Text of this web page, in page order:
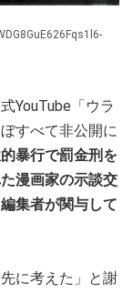
YouTube「ウラ
すべて非公開に
暴行で罰金刑を
漫画家の示談交
集者が関与して
に考えた」と謝